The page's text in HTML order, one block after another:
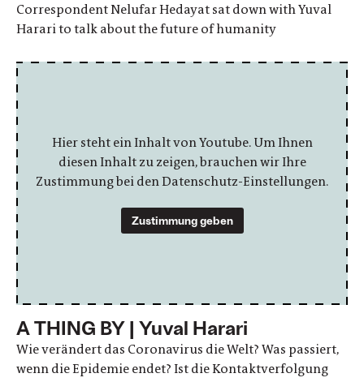
Correspondent Nelufar Hedayat sat down with Yuval
Harari to talk about the future of humanity
Hier steht ein Inhalt von Youtube. Um Ihnen
diesen Inhalt zu zeigen, brauchen wir Ihre
Zustimmung bei den Datenschutz-Einstellungen.
Zustimmung geben
A THING BY | Yuval Harari
Wie verändert das Coronavirus die Welt? Was passiert,
wenn die Epidemie endet? Ist die Kontaktverfolgung